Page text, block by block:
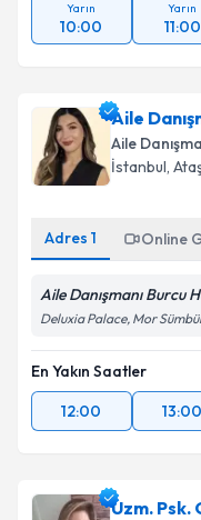
Yarın
10:00
Yarın
11:00
Aile
Aile
İstanbul,
Adres 1 Online
Aile Danışmanı Burcu
Deluxia Palace, Mor
En Yakın Saatler
12:00
13:00
Uzm. Psk.